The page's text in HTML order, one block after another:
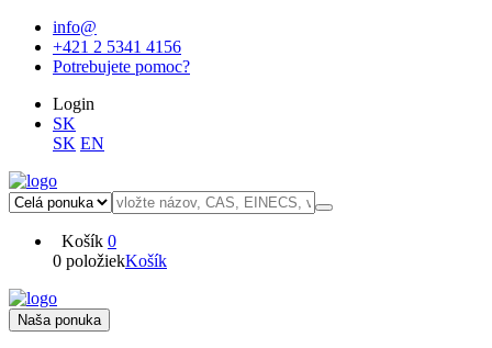
info@
+421 2 5341 4156
Potrebujete pomoc?
Login
SK
SK EN
Košík 0
0 položiekKošík
Naša ponuka